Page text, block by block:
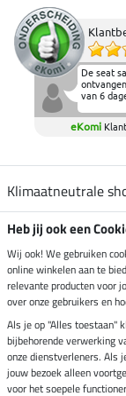
De seat
van 6
en deze
Heerlijk
elkaar in
eKomi
Klimaatneutrale
Verzending per
Veilig betalen met
Heb jij ook een
Wij ook! We gebruiken
online winkelen aan te
relevante producten voor
over onze gebruikers en
Als je op "Alles toestaan"
bijbehorende verwerking
onze dienstverleners. Als
jouw bezoek alleen
voor het soepele